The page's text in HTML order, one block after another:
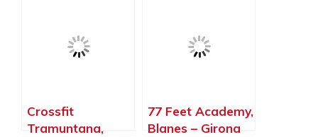
Crossfit
Tramuntana,
77 Feet Academy,
Blanes – Girona